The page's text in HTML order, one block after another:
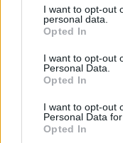
not limited to your
grant or deny
use your data for
consent section.
I want to opt-out
personal data.
Opted In
I want to opt-out
Personal Data.
Opted In
I want to opt-out
Personal Data
Opted In
is hoznak majd a
érkezik a Nervosa,
illik a csajmetal
Luana thrash
amazonok idén
Downfall of
képviselőtől
tartalmaz,
csalódást.